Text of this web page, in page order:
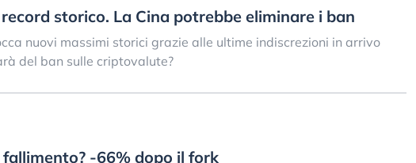
storico. La Cina potrebbe eliminare i ban
nuovi massimi storici grazie alle ultime indiscrezioni in arrivo
del ban sulle criptovalute?
-66% dopo il fork